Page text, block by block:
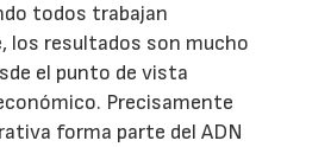
todos trabajan
los resultados son mucho
el punto de vista
Precisamente
forma parte del ADN